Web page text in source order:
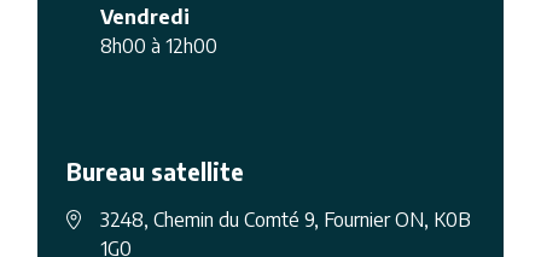
Vendredi
8h00 à 12h00
Bureau satellite
3248, Chemin du Comté 9, Fournier ON, K0B
1G0